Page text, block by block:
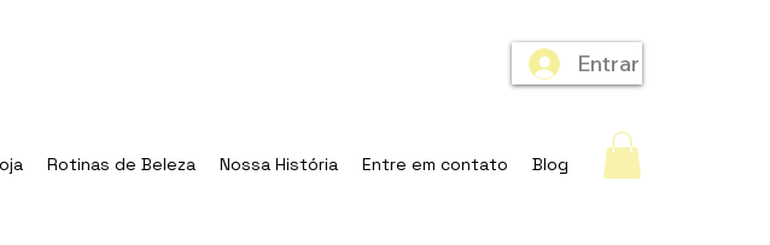
Entrar
Rotinas de Beleza Nossa História Entre em contato Blog